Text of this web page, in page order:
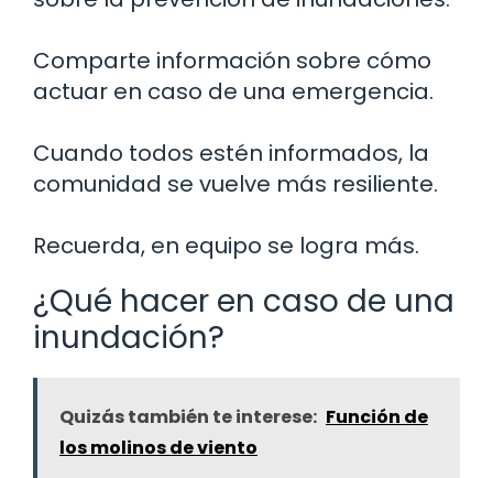
Comparte información sobre cómo
actuar en caso de una emergencia.
Cuando todos estén informados, la
comunidad se vuelve más resiliente.
Recuerda, en equipo se logra más.
¿Qué hacer en caso de una
inundación?
Quizás también te interese: Función de
los molinos de viento